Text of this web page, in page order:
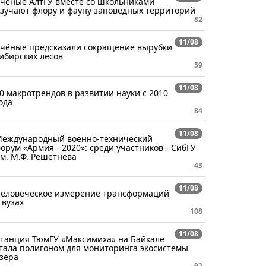
флору и фауну заповедных территорий
82
11/08
предсказали сокращение вырубки
лесов
59
11/08
макротрендов в развитии науки с 2010
84
11/08
военно-технический
«Армия - 2020»: среди участников - СибГУ
М.Ф. Решетнева
43
11/08
измерение трансформаций
108
11/08
ТюмГУ «Максимиха» на Байкале
полигоном для мониторинга экосистемы